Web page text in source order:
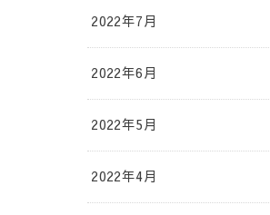
2022年7月
2022年6月
2022年5月
2022年4月